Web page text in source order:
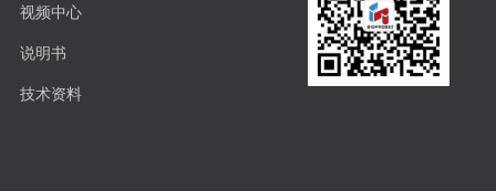
视频中心
说明书
技术资料